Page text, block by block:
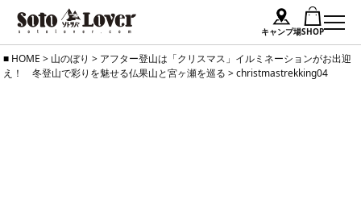
キャンプ場SHOP
Skip
to
HOME > 山のぼり > アフター登山は「クリスマス」イルミネーションがお出迎
え！ 冬登山で彩りを魅せる仏果山と宮ヶ瀬を巡る >christmastrekking04